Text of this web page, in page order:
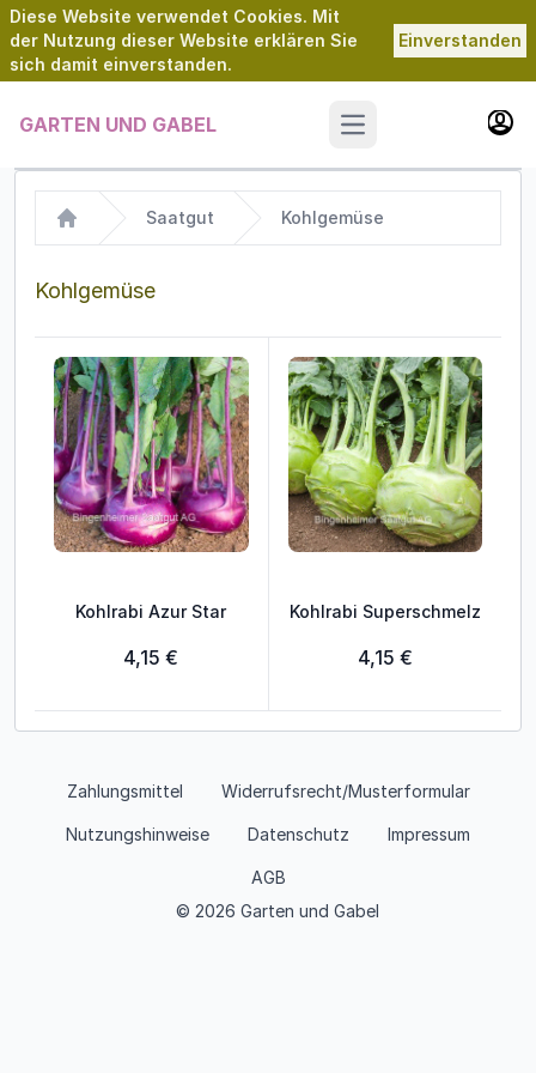
Diese Website verwendet Cookies. Mit
der Nutzung dieser Website erklären Sie
sich damit einverstanden.
Einverstanden
GARTEN UND GABEL Open main menu
Home
Saatgut Kohlgemüse
Kohlgemüse
Kohlrabi Azur Star
4,15 €
Kohlrabi Superschmelz
4,15 €
© 2026 Garten und Gabel
Zahlungsmittel Widerrufsrecht/Musterformular
Nutzungshinweise Datenschutz Impressum
AGB